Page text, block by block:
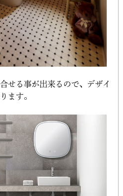
せる事が出来るので、デザイ
ます。